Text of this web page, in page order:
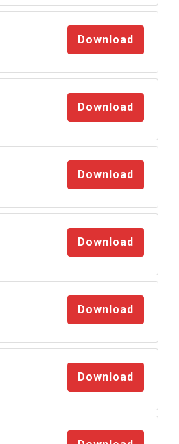
Download
Download
Download
Download
Download
Download